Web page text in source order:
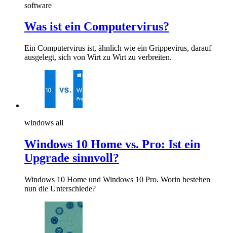
software
Was ist ein Computervirus?
Ein Computervirus ist, ähnlich wie ein Grippevirus, darauf
ausgelegt, sich von Wirt zu Wirt zu verbreiten.
windows all
Windows 10 Home vs. Pro: Ist ein
Upgrade sinnvoll?
Windows 10 Home und Windows 10 Pro. Worin bestehen
nun die Unterschiede?